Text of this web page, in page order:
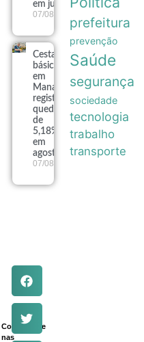
Compartilhe
nas
em julho
07/08
Cesta
básica
em
Manaus
registra
queda
de
5,18%
em
agosto
07/08
prefeitura
prevenção
Saúde
segurança
sociedade
tecnologia
trabalho
transporte